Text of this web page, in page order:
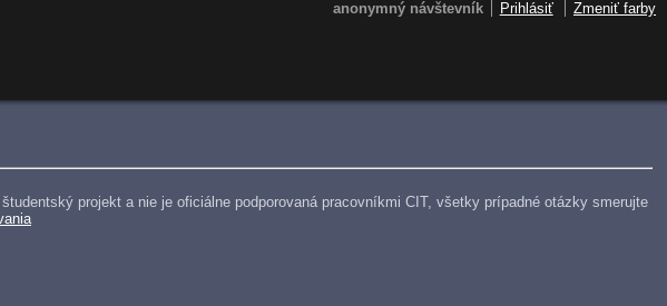
projekt a nie je oficiálne podporovaná pracovníkmi CIT, všetky prípadné otázky smerujte
anonymný návštevník Prihlásiť Zmeniť farby